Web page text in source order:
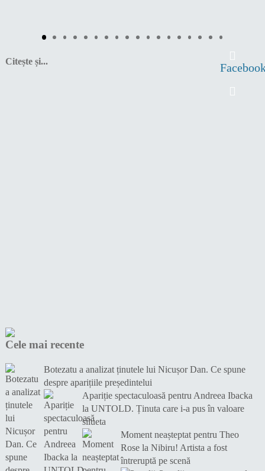
Citește și...
Cele mai recente
Botezatu a analizat ținutele lui Nicușor Dan. Ce spune
despre aparițiile președintelui
Apariție spectaculoasă pentru Andreea Ibacka
la UNTOLD. Ținuta care i-a pus în valoare
silueta
Moment neașteptat pentru Theo
Rose la Nibiru! Artista a fost
întreruptă pe scenă